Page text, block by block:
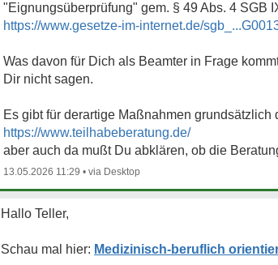
"Eignungsüberprüfung" gem. § 49 Abs. 4 SGB
https://www.gesetze-im-internet.de/
Was davon für Dich als Beamter in Frage
Dir nicht sagen.
Es gibt für derartige Maßnahmen
https://www.teilhabeberatung.de/
aber auch da mußt Du abklären, ob die
13.05.2026 11:29 •
Hallo Teller,
Medizinisch-beruflich